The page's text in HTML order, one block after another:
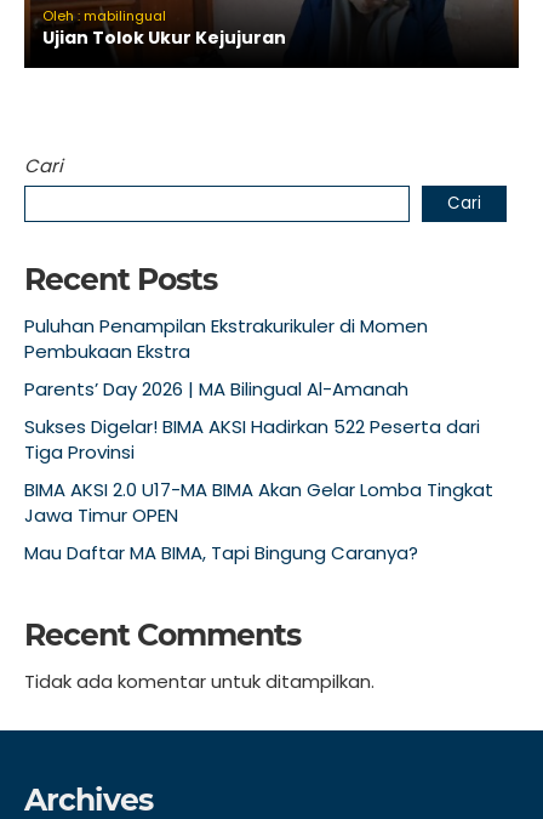
Oleh : mabilingual
Ujian Tolok Ukur Kejujuran
Cari
Cari
Recent Posts
Puluhan Penampilan Ekstrakurikuler di Momen
Pembukaan Ekstra
Parents’ Day 2026 | MA Bilingual Al-Amanah
Sukses Digelar! BIMA AKSI Hadirkan 522 Peserta dari
Tiga Provinsi
BIMA AKSI 2.0 U17-MA BIMA Akan Gelar Lomba Tingkat
Jawa Timur OPEN
Mau Daftar MA BIMA, Tapi Bingung Caranya?
Recent Comments
Tidak ada komentar untuk ditampilkan.
Archives